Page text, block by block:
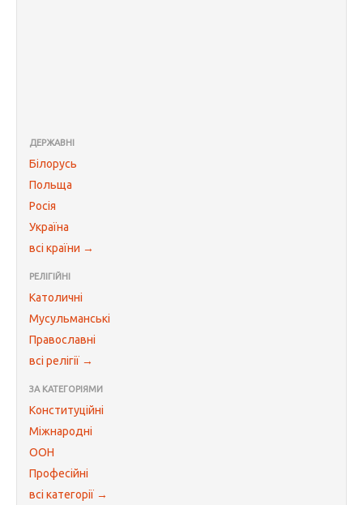
ДЕРЖАВНІ
Білорусь
Польща
Росія
Україна
всі країни →
РЕЛІГІЙНІ
Католичні
Мусульманські
Православні
всі релігії →
ЗА КАТЕГОРІЯМИ
Конституційні
Міжнародні
ООН
Професійні
всі категорії →